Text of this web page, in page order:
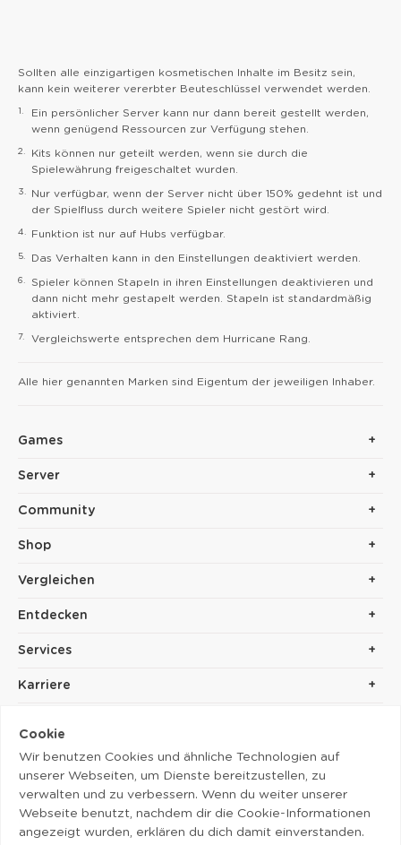
Cookie
Wir benutzen Cookies und ähnliche Technologien auf
unserer Webseiten, um Dienste bereitzustellen, zu
verwalten und zu verbessern. Wenn du weiter unserer
Webseite benutzt, nachdem dir die Cookie-Informationen
angezeigt wurden, erklären du dich damit einverstanden.
Sollten alle einzigartigen kosmetischen Inhalte im Besitz sein,
kann kein weiterer vererbter Beuteschlüssel verwendet werden.
1.
Ein persönlicher Server kann nur dann bereit gestellt werden,
wenn genügend Ressourcen zur Verfügung stehen.
2.
Kits können nur geteilt werden, wenn sie durch die
Spielewährung freigeschaltet wurden.
3.
Nur verfügbar, wenn der Server nicht über 150% gedehnt ist und
der Spielfluss durch weitere Spieler nicht gestört wird.
4. Funktion ist nur auf Hubs verfügbar.
5. Das Verhalten kann in den Einstellungen deaktiviert werden.
6.
Spieler können Stapeln in ihren Einstellungen deaktivieren und
dann nicht mehr gestapelt werden. Stapeln ist standardmäßig
aktiviert.
7. Vergleichswerte entsprechen dem Hurricane Rang.
Alle hier genannten Marken sind Eigentum der jeweiligen Inhaber.
Games
Server
Community
Shop
Vergleichen
Entdecken
Services
Karriere
Copyright © 2014 - 2026. Cubolis.